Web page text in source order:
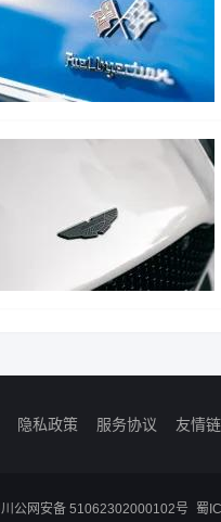
隐私政策 服务协议 友情
川公网安备 51062302000102号 蜀